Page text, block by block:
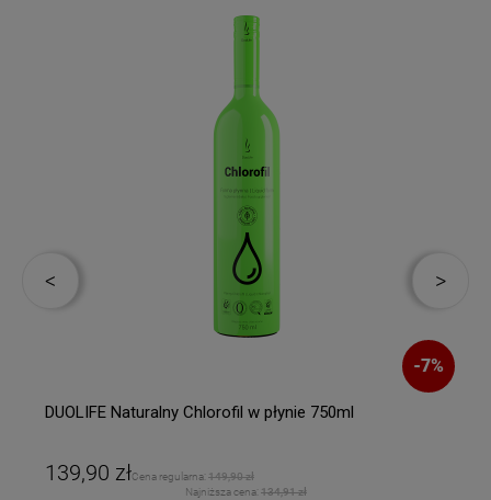
-7%
DUOLIFE Naturalny Chlorofil w płynie 750ml
139,90 złCena regularna: 149,90 zł
Najniższa cena: 134,91 zł